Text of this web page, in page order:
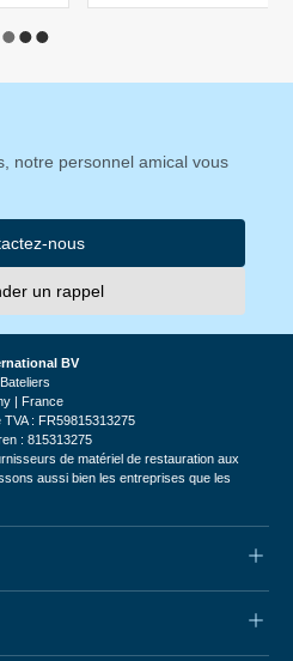
notre personnel amical vous
nous
un rappel
BV
| France
TVA : FR59815313275
: 815313275
de matériel de restauration aux
aussi bien les entreprises que les